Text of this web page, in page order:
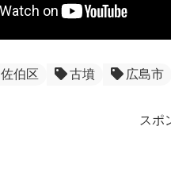
佐伯区 古墳 広島市
スポ